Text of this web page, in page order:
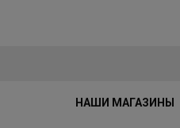
НАШИ МАГАЗИНЫ